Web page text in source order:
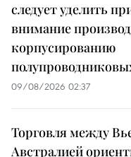
следует уделить
внимание
корпусированию
09/08/2026 02:37
Торговля между
Австралией